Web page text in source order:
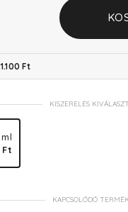
Ft
KISZERELÉS
Ft
KAPCSOLÓDÓ